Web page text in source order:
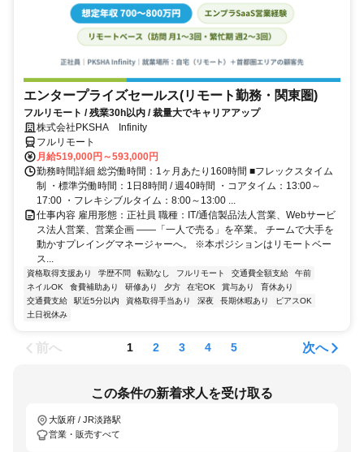
エンタープライズセールス(リモート勤務・関東圏)
フルリモート / 残業30h以内 / 裁量大でキャリアアップ
株式会社PKSHA Infinity
フルリモート
月給519,000円～593,000円
勤務時間詳細 総労働時間：1ヶ月あたり160時間 ■フレックスタイム
制 ・標準労働時間：1日8時間 / 週40時間 ・コアタイム：13:00～
17:00 ・フレキシブルタイム：8:00～13:00 ...
仕事内容 雇用形態：正社員 職種：IT/通信製品法人営業、Webサービ
ス法人営業、営業企画 ――「一人で売る」を卒業。 チームで大手を
動かすプレイングマネージャーへ。 ※本ポジションはリモートベー
ス...
資格取得支援あり 学歴不問 転勤なし フルリモート 交通費全額支給
午前
ネイルOK
食費補助あり 研修あり 夕方 在宅OK 賞与あり
育休あり
交通費支給
駅近5分以内 資格取得手当あり 深夜 長期休暇あり
ピアスOK
土日祝休み
前へ 1 2 3 4 5 次へ
この条件の新着求人を受け取る
大阪府 / JR淡路駅
営業・販売すべて